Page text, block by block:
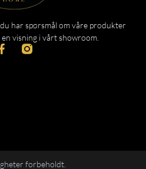
har spørsmål om våre produkter
visning i vårt showroom.
forbeholdt.